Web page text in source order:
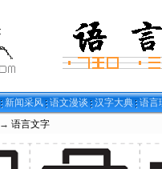
新闻采风 语文漫谈 汉字大典 语言
→ 语言文字